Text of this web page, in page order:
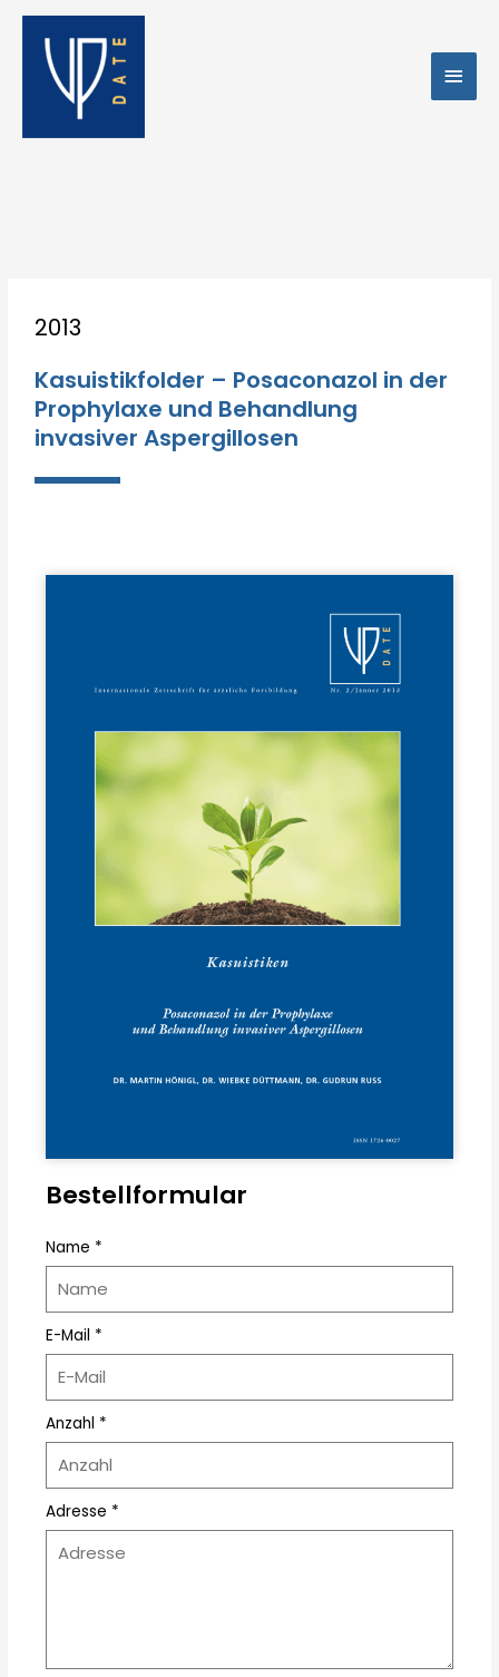
Zum
springen
2013
Kasuistikfolder – Posaconazol in der
Prophylaxe und Behandlung
invasiver Aspergillosen
Bestellformular
Name *
E-Mail *
Anzahl *
Adresse *
navigation